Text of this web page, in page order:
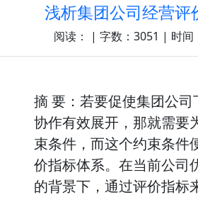
浅析集团公司经营评
阅读： | 字数：3051 | 时间
摘 要：若要促使集团公司
协作有效展开，那就需要
束条件，而这个约束条件
价指标体系。在当前公司
的背景下，通过评价指标